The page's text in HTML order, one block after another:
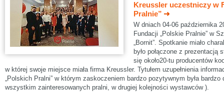
Kreussler uczestniczy w
Pralnie”
W dniach 04-06 października
Fundacji „Polskie Pralnie” w
„Bornit”. Spotkanie miało
było połączone z prezentacją
się około20-tu producentów
w której swoje miejsce miała firma Kreussler. Tytułem uzupełnienia
„Polskich Pralni” w którym zaskoczeniem bardzo pozytywnym była
wszystkim zainteresowanych pralni, w drugiej kolejności wystawców ).